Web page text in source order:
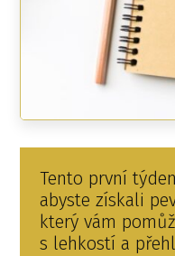
Tento první
abyste získali
který vám
s lehkostí a